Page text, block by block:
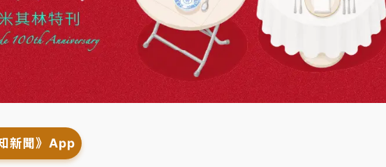
新聞》App